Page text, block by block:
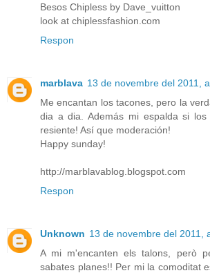
Besos Chipless by Dave_vuitton
look at chiplessfashion.com
Respon
marblava 13 de novembre del 2011,
Me encantan los tacones, pero la
dia a dia. Además mi espalda si
resiente! Así que moderación!
Happy sunday!
http://marblavablog.blogspot.com
Respon
Unknown 13 de novembre del 2011,
A mi m'encanten els talons, però
sabates planes!! Per mi la comoditat